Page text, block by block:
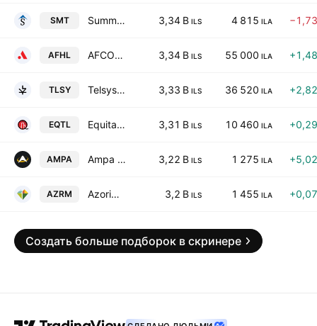
SMT Summit Real Estate Holdings Ltd 3,34 B ILS 4 815 ILA
AFHL AFCON Holdings Ltd 3,34 B ILS 55 000 ILA
TLSY Telsys Ltd. 3,33 B ILS 36 520 ILA
EQTL Equital Ltd. 3,31 B ILS 10 460 ILA
AMPA Ampa Ltd. 3,22 B ILS 1 275 ILA
AZRM Azorim Investment Dev & Const Co. Ltd. 3,2 B ILS 1 455 ILA
Создать больше подборок в скринере